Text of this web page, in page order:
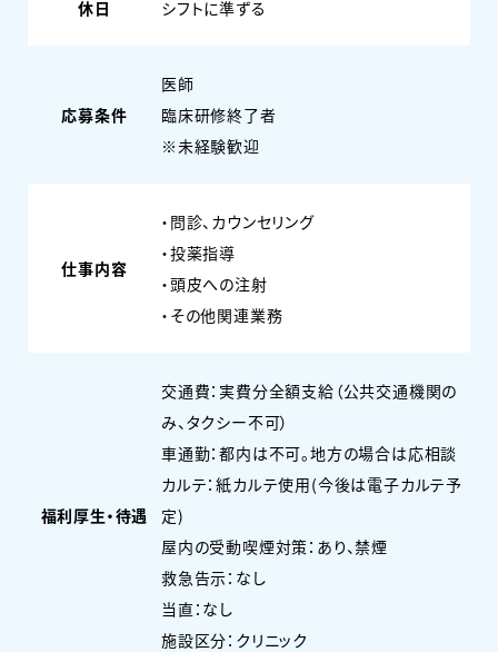
休日 シフトに準ずる
応募条件
医師
臨床研修終了者
※未経験歓迎
仕事内容
・問診、カウンセリング
・投薬指導
・頭皮への注射
・その他関連業務
福利厚生・待遇
交通費：実費分全額支給（公共交通機関の
み、タクシー不可）
車通勤：都内は不可。地方の場合は応相談
カルテ：紙カルテ使用(今後は電子カルテ予
定)
屋内の受動喫煙対策：あり、禁煙
救急告示：なし
当直：なし
施設区分：クリニック